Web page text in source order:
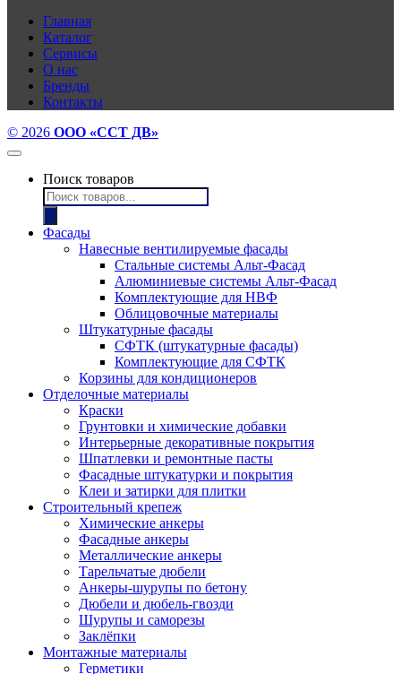
Главная
Каталог
Сервисы
О нас
Бренды
Контакты
© 2026 ООО «ССТ ДВ»
Поиск товаров
Фасады
Навесные вентилируемые фасады
Стальные системы Альт-Фасад
Алюминиевые системы Альт-Фасад
Комплектующие для НВФ
Облицовочные материалы
Штукатурные фасады
СФТК (штукатурные фасады)
Комплектующие для СФТК
Корзины для кондиционеров
Отделочные материалы
Краски
Грунтовки и химические добавки
Интерьерные декоративные покрытия
Шпатлевки и ремонтные пасты
Фасадные штукатурки и покрытия
Клеи и затирки для плитки
Строительный крепеж
Химические анкеры
Фасадные анкеры
Металлические анкеры
Тарельчатые дюбели
Анкеры-шурупы по бетону
Дюбели и дюбель-гвозди
Шурупы и саморезы
Заклёпки
Монтажные материалы
Герметики